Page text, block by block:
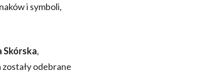
i symboli,
Skórska,
odebrane